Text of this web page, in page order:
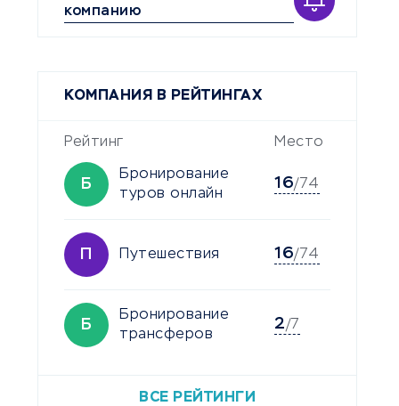
компанию
КОМПАНИЯ В РЕЙТИНГАХ
Рейтинг Место
Б
Бронирование
туров онлайн
16/74
П Путешествия 16/74
Б
Бронирование
трансферов
2/7
ВСЕ РЕЙТИНГИ